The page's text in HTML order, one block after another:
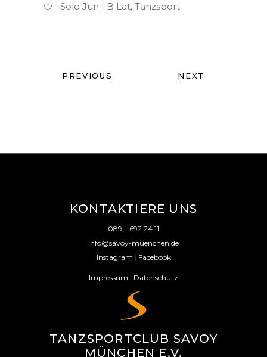
Solo Jun I B Lat, Tanzsport
PREVIOUS NEXT
KONTAKTIERE UNS
089 – 692 24 11
info@savoy-muenchen.de
Instagram | Facebook
Impressum | Datenschutz
TANZSPORTCLUB SAVOY
MÜNCHEN E.V.